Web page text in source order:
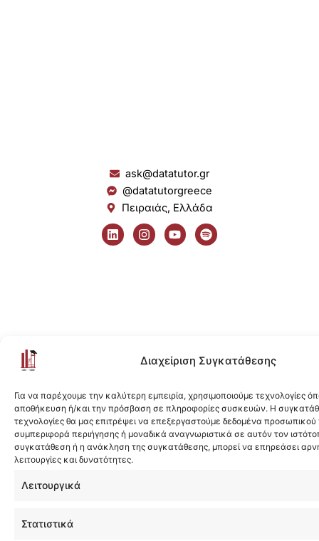
Διαχείριση Συγκατάθεσης
Για να παρέχουμε την καλύτερη εμπειρία, χρησιμοποιούμε τεχνολογίες
αποθήκευση ή/και την πρόσβαση σε πληροφορίες συσκευών. Η
τεχνολογίες θα μας επιτρέψει να επεξεργαστούμε δεδομένα
συμπεριφορά περιήγησης ή μοναδικά αναγνωριστικά σε αυτόν τον
συγκατάθεση ή η ανάκληση της συγκατάθεσης, μπορεί να επηρεάσει
λειτουργίες και δυνατότητες.
Λειτουργικά
Στατιστικά
ask@datatutor.gr
@datatutorgreece
Πειραιάς, Ελλάδα
L
i
n
I
n
s
Y
o
u
S
p
o